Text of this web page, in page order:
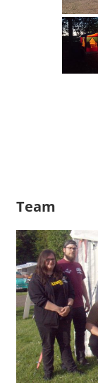
Team